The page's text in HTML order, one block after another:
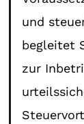
und
begleitet
zur